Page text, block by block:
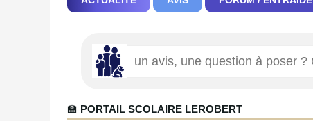
🏫 PORTAIL SCOLAIRE LEROBERT